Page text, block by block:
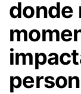
donde